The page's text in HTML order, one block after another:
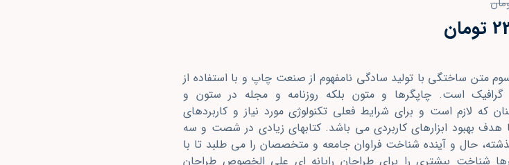
تومان
متن ساختگی با تولید سادگی نامفهوم از صنعت چاپ و با استفاده از
گرافیک است. چاپگرها و متون بلکه روزنامه و مجله در ستون و
که لازم است و برای شرایط فعلی تکنولوژی مورد نیاز و کاربردهای
هدف بهبود ابزارهای کاربردی می باشد. کتابهای زیادی در شصت و سه
حال و آینده شناخت فراوان جامعه و متخصصان را می طلبد تا با
شناخت بیشتری را برای طراحان رایانه ای علی الخصوص طراحان